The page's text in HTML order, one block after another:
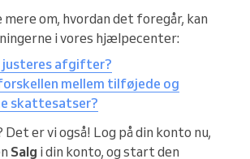
mere om, hvordan det foregår, kan
i vores hjælpecenter:
justeres afgifter?
mellem tilføjede og
skattesatser?
er vi også! Log på din konto nu,
Salg i din konto, og start den